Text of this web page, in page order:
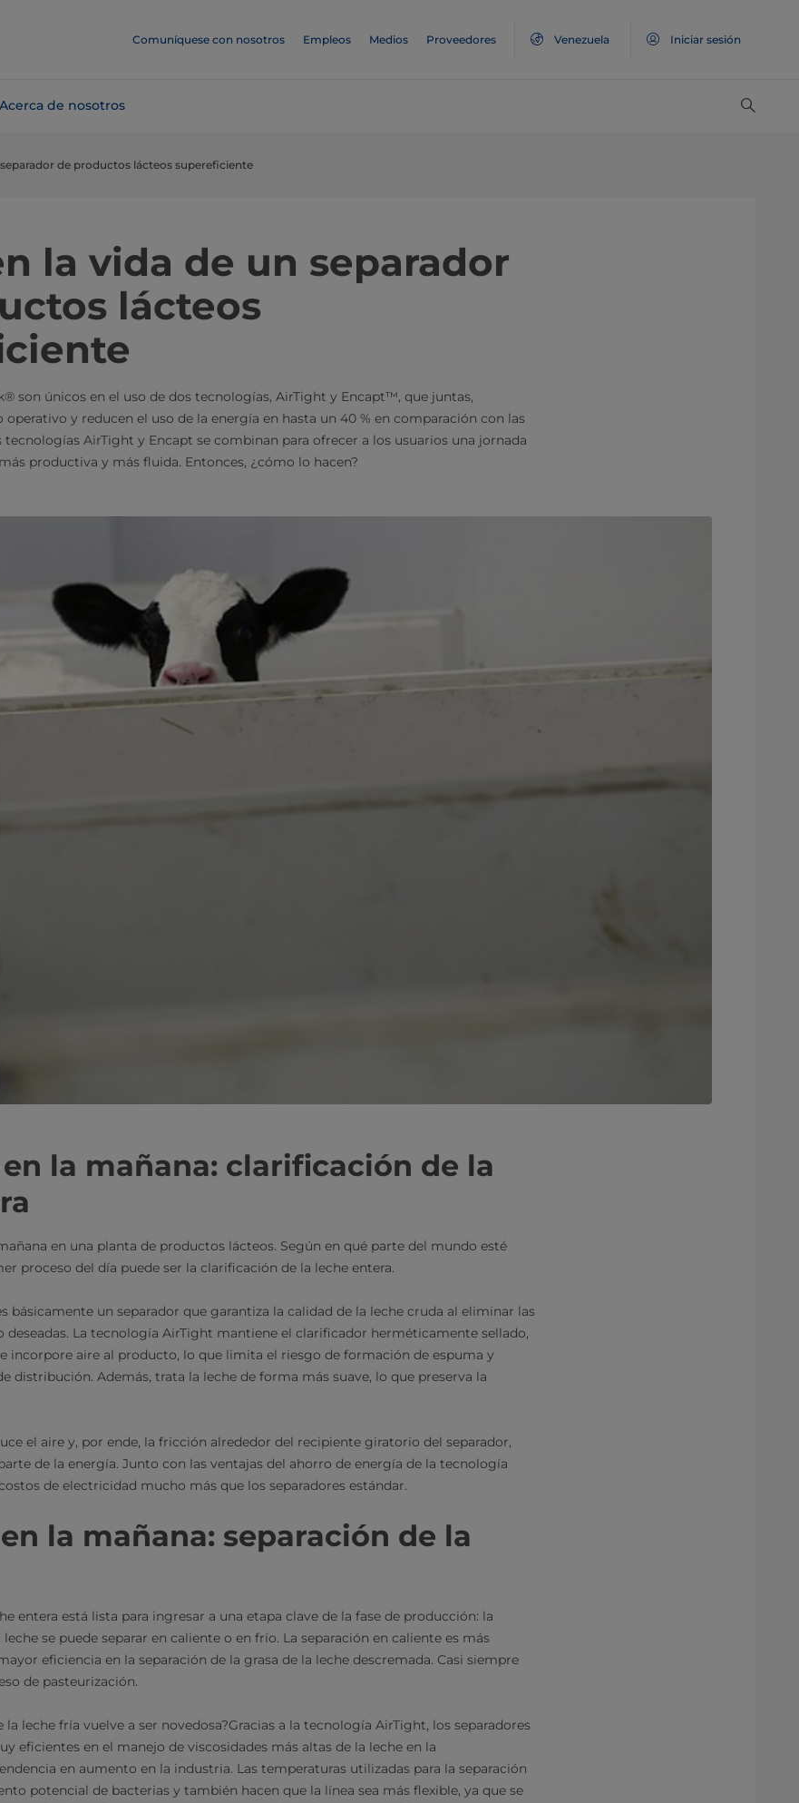
Comuníquese con nosotros Empleos Medios Proveedores Venezuela Iniciar sesión
Acerca de nosotros
de productos lácteos supereficiente
la vida de un separador
lácteos
son únicos en el uso de dos tecnologías, AirTight y Encapt™, que juntas,
y reducen el uso de la energía en hasta un 40 % en comparación con las
tecnologías AirTight y Encapt se combinan para ofrecer a los usuarios una jornada
productiva y más fluida. Entonces, ¿cómo lo hacen?
la mañana: clarificación de la
en una planta de productos lácteos. Según en qué parte del mundo esté
proceso del día puede ser la clarificación de la leche entera.
básicamente un separador que garantiza la calidad de la leche cruda al eliminar las
deseadas. La tecnología AirTight mantiene el clarificador herméticamente sellado,
incorpore aire al producto, lo que limita el riesgo de formación de espuma y
distribución. Además, trata la leche de forma más suave, lo que preserva la
el aire y, por ende, la fricción alrededor del recipiente giratorio del separador,
de la energía. Junto con las ventajas del ahorro de energía de la tecnología
de electricidad mucho más que los separadores estándar.
la mañana: separación de la
entera está lista para ingresar a una etapa clave de la fase de producción: la
leche se puede separar en caliente o en frío. La separación en caliente es más
eficiencia en la separación de la grasa de la leche descremada. Casi siempre
de pasteurización.
la leche fría vuelve a ser novedosa?Gracias a la tecnología AirTight, los separadores
eficientes en el manejo de viscosidades más altas de la leche en la
en aumento en la industria. Las temperaturas utilizadas para la separación
potencial de bacterias y también hacen que la línea sea más flexible, ya que se